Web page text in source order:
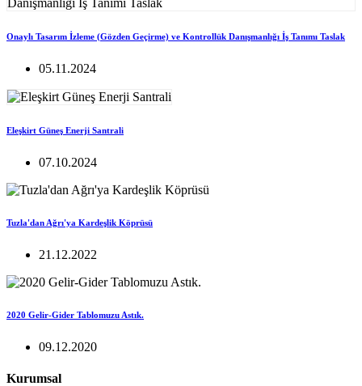
Onaylı Tasarım İzleme (Gözden Geçirme) ve Kontrollük Danışmanlığı İş Tanımı Taslak
05.11.2024
Eleşkirt Güneş Enerji Santrali
07.10.2024
Tuzla'dan Ağrı'ya Kardeşlik Köprüsü
21.12.2022
2020 Gelir-Gider Tablomuzu Astık.
09.12.2020
Kurumsal